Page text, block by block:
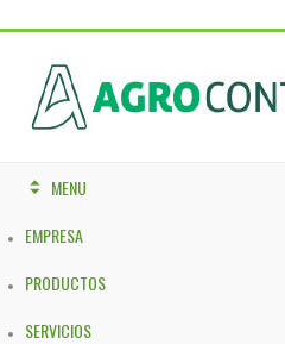
MENU
EMPRESA
PRODUCTOS
SERVICIOS